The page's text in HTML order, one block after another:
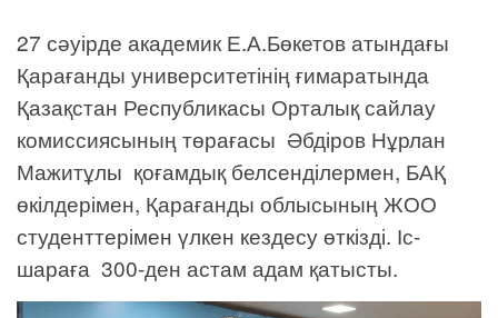
27 сәуірде академик Е.А.Бөкетов атындағы
Қарағанды университетінің ғимаратында
Қазақстан Республикасы Орталық сайлау
комиссиясының төрағасы Әбдіров Нұрлан
Мажитұлы қоғамдық белсенділермен, БАҚ
өкілдерімен, Қарағанды облысының ЖОО
студенттерімен үлкен кездесу өткізді. Іс-
шараға 300-ден астам адам қатысты.